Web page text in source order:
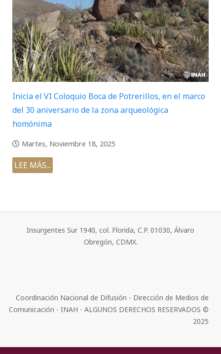
Inicia el VI Coloquio Boca de Potrerillos, en el marco
del 30 aniversario de la zona arqueológica
homónima
Martes, Noviembre 18, 2025
LEE MÁS...
Insurgentes Sur 1940, col. Florida, C.P. 01030, Álvaro
Obregón, CDMX.
Coordinación Nacional de Difusión - Dirección de Medios de
Comunicación - INAH - ALGUNOS DERECHOS RESERVADOS ©
2025